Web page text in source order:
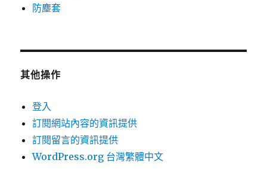
防塵套
其他操作
登入
訂閱網站內容的資訊提供
訂閱留言的資訊提供
WordPress.org 台灣繁體中文